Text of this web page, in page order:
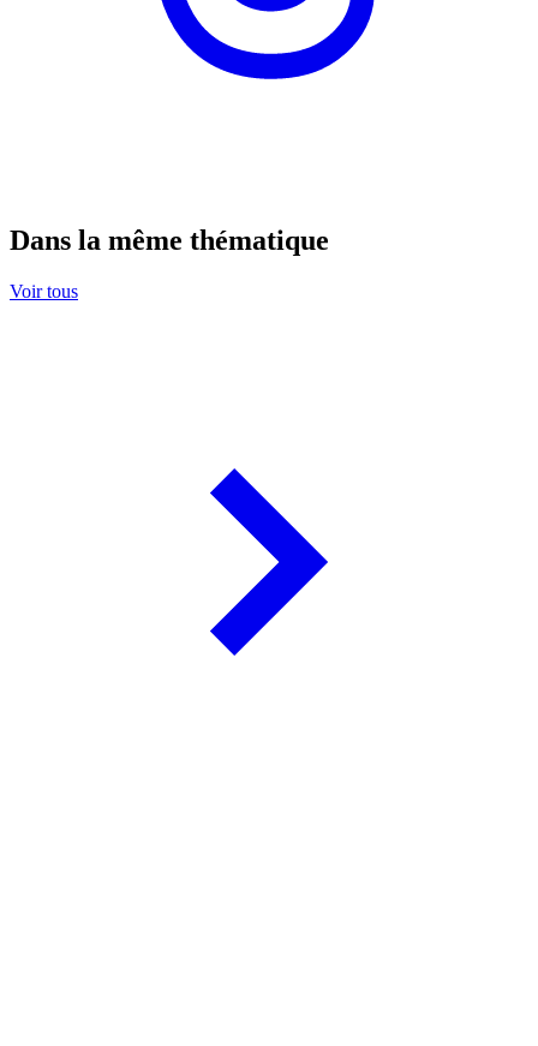
Dans la même thématique
Voir tous